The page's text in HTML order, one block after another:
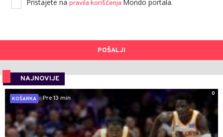
Pristajete na pravila korišćenja Mondo portala.
POŠALJI
NAJNOVIJE
0
KOŠARKA
Pre 13 min